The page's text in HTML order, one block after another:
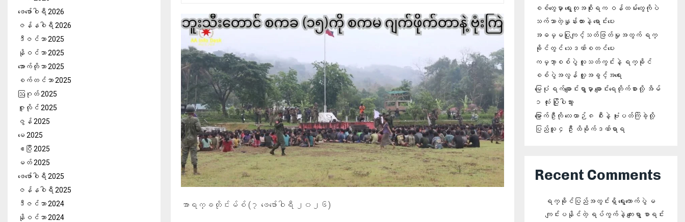
‎အာရက္ခတိုင်းမ်စ် (၇ ဖေဖော်ဝါရီ ၂၀၂၆)
ဖေ‌ဖော်ဝါရီ 2026
ဇန်နဝါရီ 2026
ဒီဇင်ဘာ 2025
နိုဝင်ဘာ 2025
အောက်တိုဘာ 2025
စက်တင်ဘာ 2025
ဩဂုတ် 2025
ဇူလိုင် 2025
ဇွန် 2025
မေ 2025
ဧပြီ 2025
မတ် 2025
ဖေ‌ဖော်ဝါရီ 2025
ဇန်နဝါရီ 2025
ဒီဇင်ဘာ 2024
နိုဝင်ဘာ 2024
စစ်တွေမှာ ရွေးတုအစိုးရက ဝန်ထမ်းတွေကိုပဲ
သက်သာတဲ့နှုန်းထားနဲ့ ရောင်းပေး
အဓမ္မပြုကျင့်သတ်ဖြတ်မှုအတွက် ရက္
ခိုင်တွင် သေဒဏ်စတင်ပေး
ကမ္ဘာ့စစ်ပွဲ လူသတ်ကွင်းနဲ့ ရက္ခိုင်
စစ်ပွဲအလွန် လူ့အခွင့်အရေး
မြေပုံ ရက်ချောင်းရွာမှာ ချောင်းရေတိုက်စားလို့ အိမ်
၁ လုံး ပြိုပါသွား
မြောက်ဦးကို လေယာဉ် ၈ စီးနဲ့ ဗုံးပတ်ကြဲခဲ့လို့
ပြည်သူ ၄ ဦး ထိခိုက်ဒဏ်ရာရ
Recent Comments
ရက္ခိုင်ပြည်အတွင်းရှိ ရွေးကောက်ပွဲ မ
ကျင်းပနိုင်တဲ့ ရပ်ကွက်နဲ့ ကျေးရွာ စာရင်း